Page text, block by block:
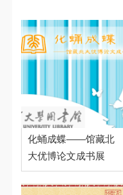
化蛹成蝶——馆藏北
大优博论文成书展